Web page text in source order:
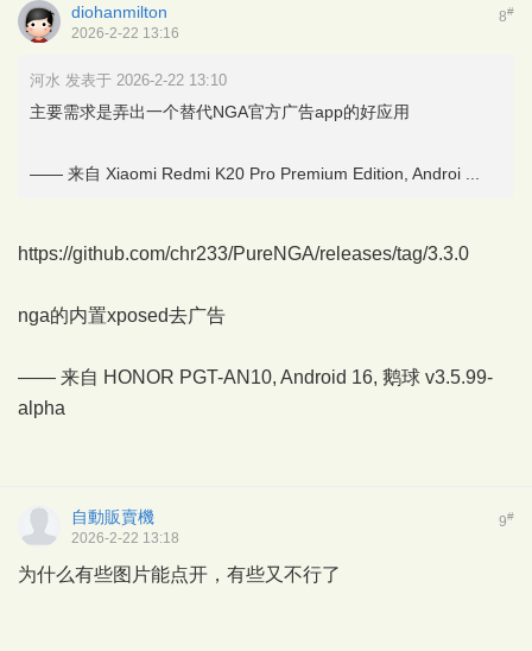
8#
diohanmilton
2026-2-22 13:16
河水 发表于 2026-2-22 13:10
主要需求是弄出一个替代NGA官方广告app的好应用
—— 来自 Xiaomi Redmi K20 Pro Premium Edition, Androi ...
https://github.com/chr233/PureNGA/releases/tag/3.3.0
nga的内置xposed去广告
—— 来自 HONOR PGT-AN10, Android 16, 鹅球 v3.5.99-
alpha
9#
自動販賣機
2026-2-22 13:18
为什么有些图片能点开，有些又不行了